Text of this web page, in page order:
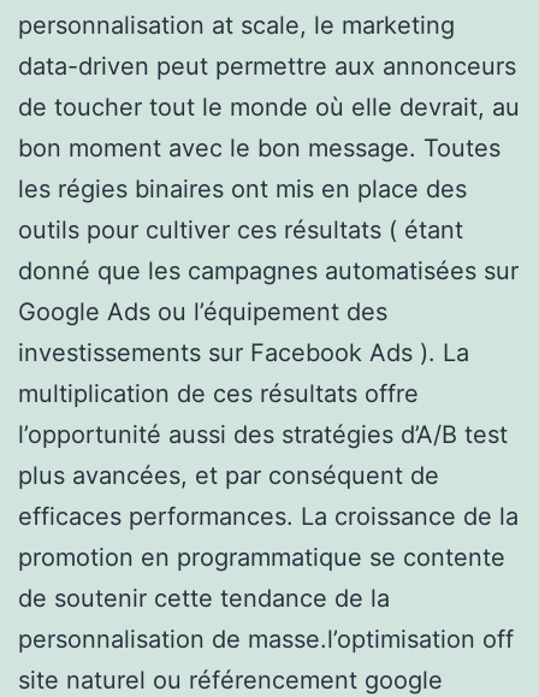
personnalisation at scale, le marketing
data-driven peut permettre aux annonceurs
de toucher tout le monde où elle devrait, au
bon moment avec le bon message. Toutes
les régies binaires ont mis en place des
outils pour cultiver ces résultats ( étant
donné que les campagnes automatisées sur
Google Ads ou l’équipement des
investissements sur Facebook Ads ). La
multiplication de ces résultats offre
l’opportunité aussi des stratégies d’A/B test
plus avancées, et par conséquent de
efficaces performances. La croissance de la
promotion en programmatique se contente
de soutenir cette tendance de la
personnalisation de masse.l’optimisation off
site naturel ou référencement google